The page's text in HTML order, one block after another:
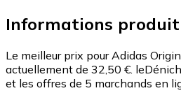
Informations produit
Le meilleur prix pour Adidas
actuellement de 32,50 €.
et les offres de 5 marchands en